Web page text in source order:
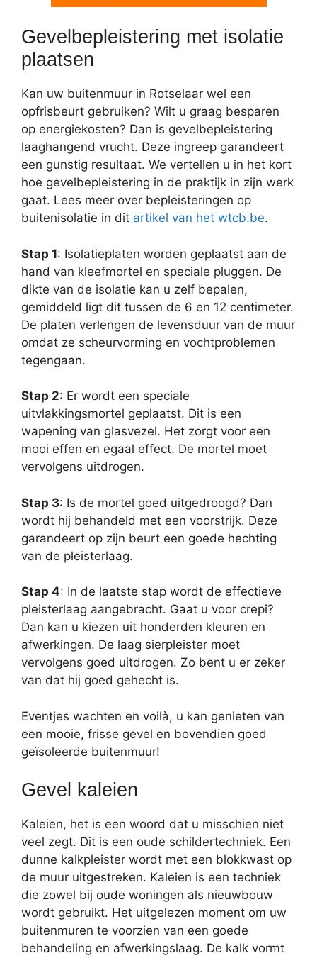
Gevelbepleistering met isolatie
plaatsen
Kan uw buitenmuur in Rotselaar wel een
opfrisbeurt gebruiken? Wilt u graag besparen
op energiekosten? Dan is gevelbepleistering
laaghangend vrucht. Deze ingreep garandeert
een gunstig resultaat. We vertellen u in het kort
hoe gevelbepleistering in de praktijk in zijn werk
gaat. Lees meer over bepleisteringen op
buitenisolatie in dit artikel van het wtcb.be.
Stap 1: Isolatieplaten worden geplaatst aan de
hand van kleefmortel en speciale pluggen. De
dikte van de isolatie kan u zelf bepalen,
gemiddeld ligt dit tussen de 6 en 12 centimeter.
De platen verlengen de levensduur van de muur
omdat ze scheurvorming en vochtproblemen
tegengaan.
Stap 2: Er wordt een speciale
uitvlakkingsmortel geplaatst. Dit is een
wapening van glasvezel. Het zorgt voor een
mooi effen en egaal effect. De mortel moet
vervolgens uitdrogen.
Stap 3: Is de mortel goed uitgedroogd? Dan
wordt hij behandeld met een voorstrijk. Deze
garandeert op zijn beurt een goede hechting
van de pleisterlaag.
Stap 4: In de laatste stap wordt de effectieve
pleisterlaag aangebracht. Gaat u voor crepi?
Dan kan u kiezen uit honderden kleuren en
afwerkingen. De laag sierpleister moet
vervolgens goed uitdrogen. Zo bent u er zeker
van dat hij goed gehecht is.
Eventjes wachten en voilà, u kan genieten van
een mooie, frisse gevel en bovendien goed
geïsoleerde buitenmuur!
Gevel kaleien
Kaleien, het is een woord dat u misschien niet
veel zegt. Dit is een oude schildertechniek. Een
dunne kalkpleister wordt met een blokkwast op
de muur uitgestreken. Kaleien is een techniek
die zowel bij oude woningen als nieuwbouw
wordt gebruikt. Het uitgelezen moment om uw
buitenmuren te voorzien van een goede
behandeling en afwerkingslaag. De kalk vormt